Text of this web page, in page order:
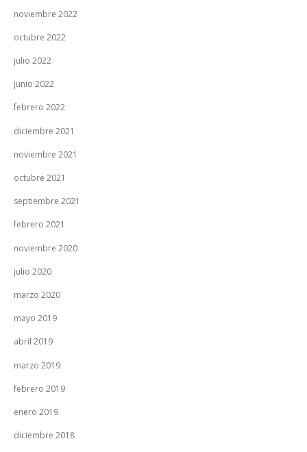
noviembre 2022
octubre 2022
julio 2022
junio 2022
febrero 2022
diciembre 2021
noviembre 2021
octubre 2021
septiembre 2021
febrero 2021
noviembre 2020
julio 2020
marzo 2020
mayo 2019
abril 2019
marzo 2019
febrero 2019
enero 2019
diciembre 2018